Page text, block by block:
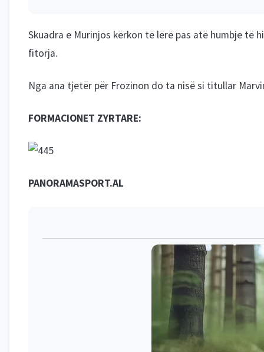
Skuadra e Murinjos kërkon të lërë pas atë humbje të
fitorja.
Nga ana tjetër për Frozinon do ta nisë si titullar
FORMACIONET ZYRTARE:
PANORAMASPORT.AL